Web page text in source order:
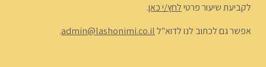
לקביעת שיעור פרטילחץ/י כאן.
אפשר גם לכתוב לנו לדוא"לadmin@lashonimi.co.il
.